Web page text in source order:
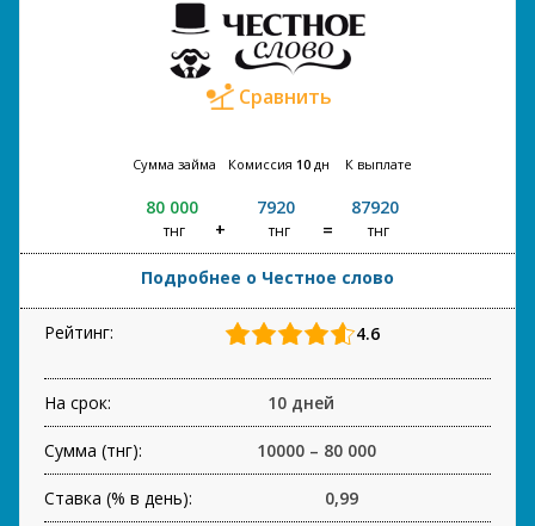
Сравнить
Сумма займа
80 000
тнг
Комиссия 10 дн
7920
тнг
К выплате
87920
тнг
Подробнее о Честное слово
Рейтинг: 4.6
На срок: 10 дней
Сумма (тнг): 10000 – 80 000
Ставка (% в день): 0,99